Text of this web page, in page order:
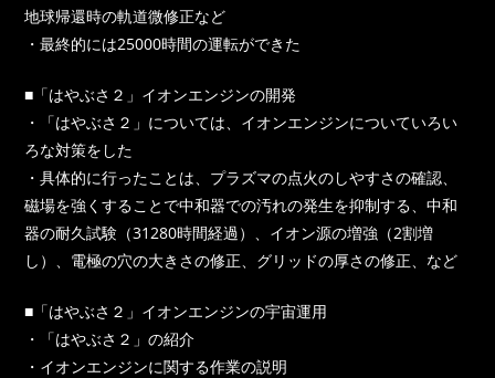
地球帰還時の軌道微修正など
・最終的には25000時間の運転ができた
■「はやぶさ２」イオンエンジンの開発
・「はやぶさ２」については、イオンエンジンについていろい
ろな対策をした
・具体的に行ったことは、プラズマの点火のしやすさの確認、
磁場を強くすることで中和器での汚れの発生を抑制する、中和
器の耐久試験（31280時間経過）、イオン源の増強（2割増
し）、電極の穴の大きさの修正、グリッドの厚さの修正、など
■「はやぶさ２」イオンエンジンの宇宙運用
・「はやぶさ２」の紹介
・イオンエンジンに関する作業の説明